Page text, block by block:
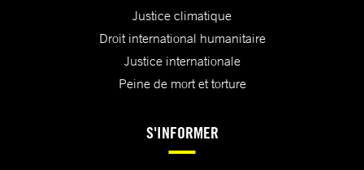
Justice climatique
Droit international humanitaire
Justice internationale
Peine de mort et torture
S'INFORMER